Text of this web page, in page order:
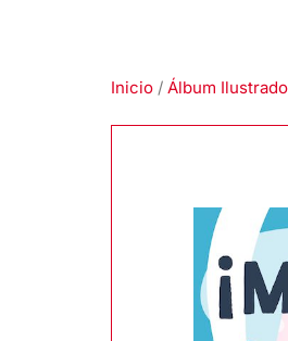
Inicio / Álbum Ilustrado